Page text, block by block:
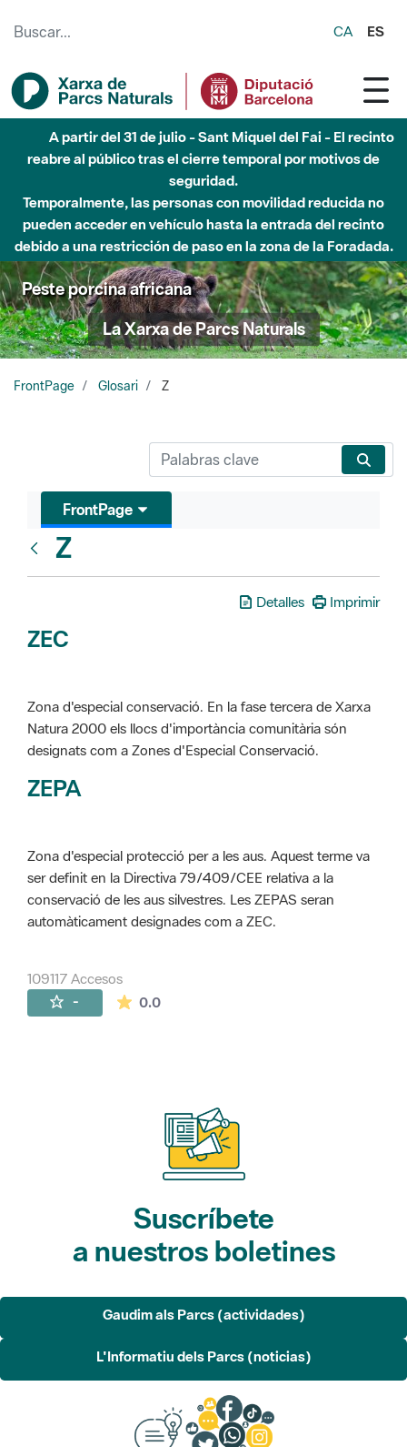
CA ES
A partir del 31 de julio - Sant Miquel del Fai - El recinto
reabre al público tras el cierre temporal por motivos de
seguridad.
Temporalmente, las personas con movilidad reducida no
pueden acceder en vehículo hasta la entrada del recinto
debido a una restricción de paso en la zona de la Foradada.
Peste porcina africana
La Xarxa de Parcs Naturals
FrontPage Glosari Z
FrontPage
Z
Detalles Imprimir
ZEC
Zona d'especial conservació. En la fase tercera de Xarxa
Natura 2000 els llocs d'importància comunitària són
designats com a Zones d'Especial Conservació.
ZEPA
Zona d'especial protecció per a les aus. Aquest terme va
ser definit en la Directiva 79/409/CEE relativa a la
conservació de les aus silvestres. Les ZEPAS seran
automàticament designades com a ZEC.
109117 Accesos
- 0.0La valoración media es de 0 estrellas de
Suscríbete
a nuestros boletines
Gaudim als Parcs (actividades)
L'Informatiu dels Parcs (noticias)